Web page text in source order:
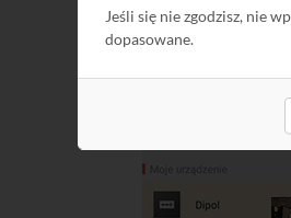
Jeśli się nie zgodzisz, nie
dopasowane.